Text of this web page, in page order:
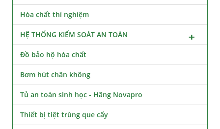
Hóa chất thí nghiệm
HỆ THỐNG KIỂM SOÁT AN TOÀN
Đồ bảo hộ hóa chất
Bơm hút chân không
Tủ an toàn sinh học - Hãng Novapro
Thiết bị tiệt trùng que cấy